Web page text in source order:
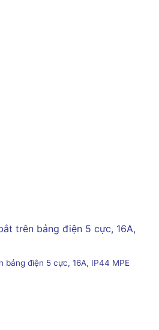
bảng điện 5 cực, 16A, IP44 MPE